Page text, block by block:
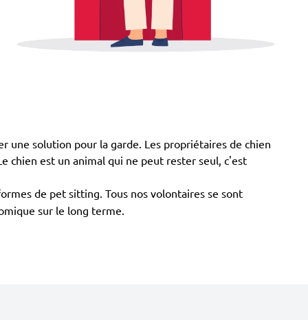
une solution pour la garde. Les propriétaires de chien
chien est un animal qui ne peut rester seul, c'est
de pet sitting. Tous nos volontaires se sont
sur le long terme.